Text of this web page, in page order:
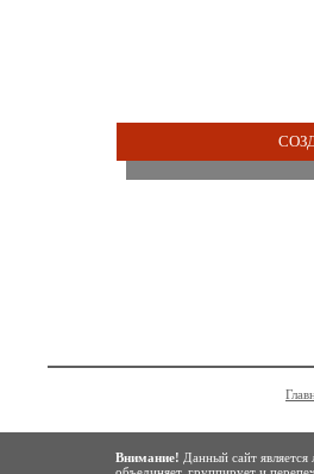
Внимание! Данный сайт